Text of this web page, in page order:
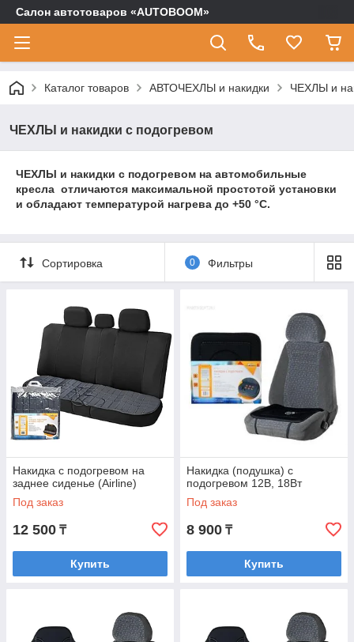
Салон автотоваров «AUTOBOOM»
Каталог товаров АВТОЧЕХЛЫ и накидки ЧЕХЛЫ и
ЧЕХЛЫ и накидки с подогревом
ЧЕХЛЫ и накидки с подогревом на автомобильные
кресла отличаются максимальной простотой установки
и обладают температурой нагрева до +50 °С.
Сортировка 0 Фильтры
Накидка с подогревом на
заднее сиденье (Airline)
Под заказ
12 500 ₸
Купить
Накидка (подушка) с
подогревом 12В, 18Вт
Под заказ
8 900 ₸
Купить